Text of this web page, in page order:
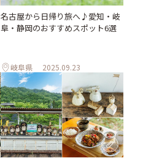
名古屋から日帰り旅へ♪愛知・岐
阜・静岡のおすすめスポット6選
岐阜県 2025.09.23